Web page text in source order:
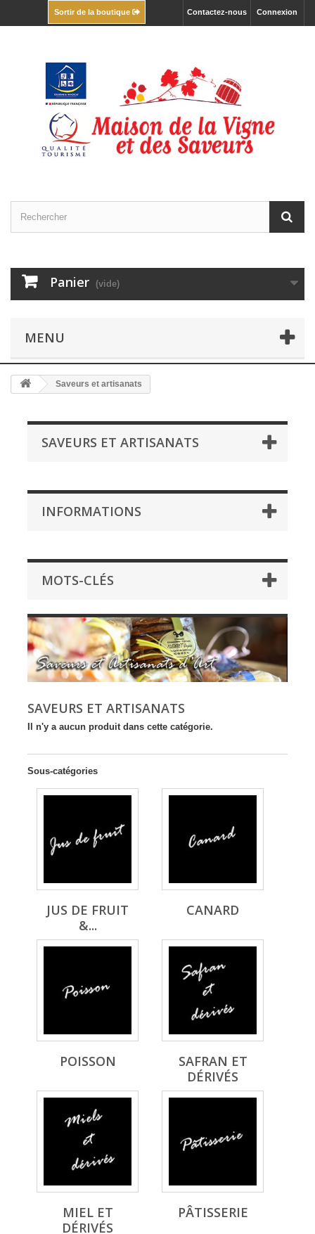
Connexion
Contactez-nous
Sortir de la boutique
Panier (vide)
MENU
Saveurs et artisanats
SAVEURS ET ARTISANATS
INFORMATIONS
MOTS-CLÉS
SAVEURS ET ARTISANATS
Il n'y a aucun produit dans cette catégorie.
Sous-catégories
JUS DE FRUIT
&...
CANARD
POISSON
SAFRAN ET
DÉRIVÉS
MIEL ET
DÉRIVÉS
PÂTISSERIE